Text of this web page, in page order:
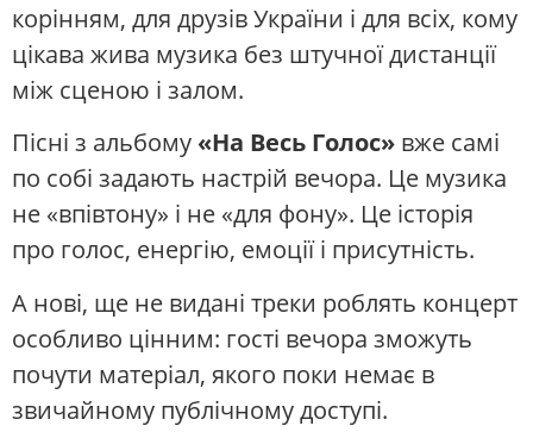
корінням, для друзів України і для всіх, кому
цікава жива музика без штучної дистанції
між сценою і залом.
Пісні з альбому «На Весь Голос» вже самі
по собі задають настрій вечора. Це музика
не «впівтону» і не «для фону». Це історія
про голос, енергію, емоції і присутність.
А нові, ще не видані треки роблять концерт
особливо цінним: гості вечора зможуть
почути матеріал, якого поки немає в
звичайному публічному доступі.